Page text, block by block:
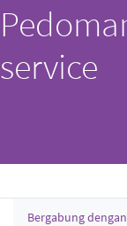
service
Bergabung